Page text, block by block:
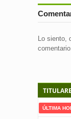
Lo siento,
comentario.
ÚLTIMA